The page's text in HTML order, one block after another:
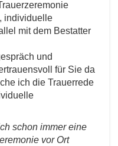
individuelle
mit dem Bestatter
und
für Sie da
ich die Trauerrede
schon immer eine
vor Ort